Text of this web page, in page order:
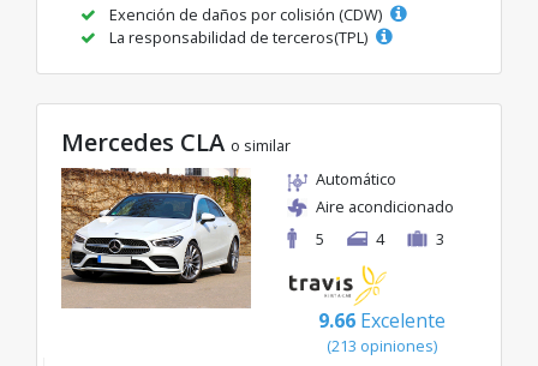
Exención de daños por colisión (CDW)
La responsabilidad de terceros(TPL)
Mercedes CLA o similar
Automático
Aire acondicionado
5
4 3
9.66 Excelente
(213 opiniones)